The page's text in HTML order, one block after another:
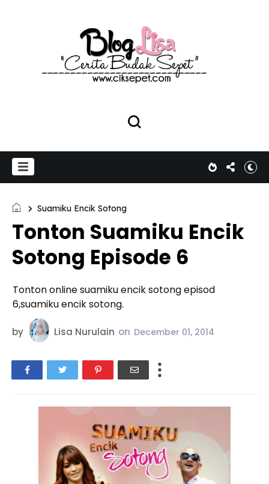
Suamiku Encik Sotong
Tonton Suamiku Encik
Sotong Episode 6
Tonton online suamiku encik sotong episod
6,suamiku encik sotong.
by Lisa Nurulain on December 01, 2014